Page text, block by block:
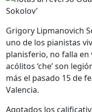
Grigory Lipmanovich
uno de los pianistas
planisferio, no falla en
acólitos ‘che’ son
más el pasado 15 de
Valencia.
Agotados los